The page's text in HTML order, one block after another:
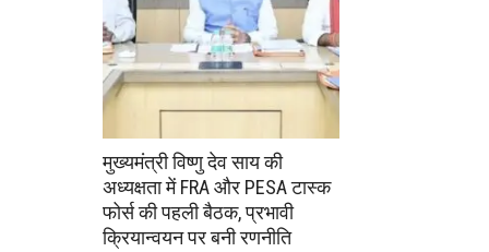
मुख्यमंत्री विष्णु देव साय की
अध्यक्षता में FRA और PESA टास्क
फोर्स की पहली बैठक, प्रभावी
क्रियान्वयन पर बनी रणनीति